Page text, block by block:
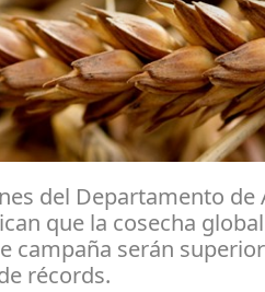
del Departamento
que la cosecha
campaña serán
récords.